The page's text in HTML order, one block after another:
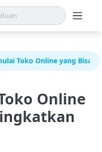
Toko Online yang Bisa
Online